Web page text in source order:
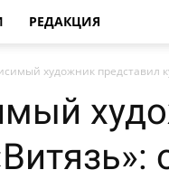
РЕДАКЦИЯ
художник представил